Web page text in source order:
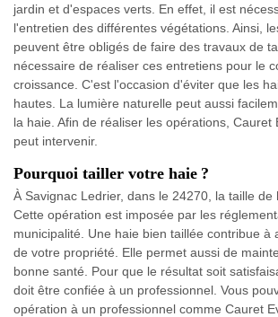
jardin et d'espaces verts. En effet, il est
l'entretien des différentes végétations. Ainsi,
peuvent être obligés de faire des travaux de
nécessaire de réaliser ces entretiens pour le
croissance. C'est l'occasion d'éviter que les
hautes. La lumière naturelle peut aussi
la haie. Afin de réaliser les opérations, Cauret
peut intervenir.
Pourquoi tailler votre haie ?
À Savignac Ledrier, dans le 24270, la taille de
Cette opération est imposée par les
municipalité. Une haie bien taillée contribue à
de votre propriété. Elle permet aussi de
bonne santé. Pour que le résultat soit
doit être confiée à un professionnel. Vous
opération à un professionnel comme Cauret